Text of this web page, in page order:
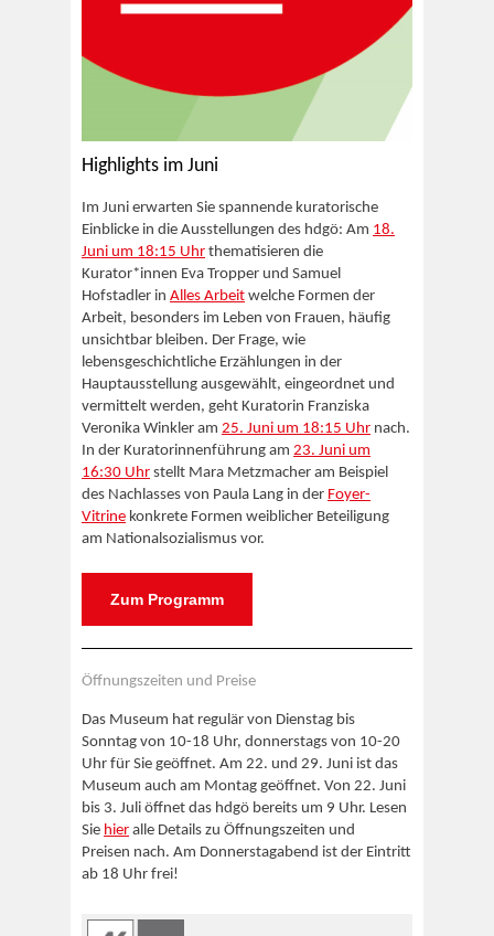
Highlights im Juni
Im Juni erwarten Sie spannende kuratorische
Einblicke in die Ausstellungen des hdgö: Am 18.
Juni um 18:15 Uhr thematisieren die
Kurator*innen Eva Tropper und Samuel
Hofstadler in Alles Arbeit welche Formen der
Arbeit, besonders im Leben von Frauen, häufig
unsichtbar bleiben. Der Frage, wie
lebensgeschichtliche Erzählungen in der
Hauptausstellung ausgewählt, eingeordnet und
vermittelt werden, geht Kuratorin Franziska
Veronika Winkler am 25. Juni um 18:15 Uhr nach.
In der Kuratorinnenführung am 23. Juni um
16:30 Uhr stellt Mara Metzmacher am Beispiel
des Nachlasses von Paula Lang in der Foyer-
Vitrine konkrete Formen weiblicher Beteiligung
am Nationalsozialismus vor.
Zum Programm
Öffnungszeiten und Preise
Das Museum hat regulär von Dienstag bis
Sonntag von 10-18 Uhr, donnerstags von 10-20
Uhr für Sie geöffnet. Am 22. und 29. Juni ist das
Museum auch am Montag geöffnet. Von 22. Juni
bis 3. Juli öffnet das hdgö bereits um 9 Uhr. Lesen
Sie hier alle Details zu Öffnungszeiten und
Preisen nach. Am Donnerstagabend ist der Eintritt
ab 18 Uhr frei!